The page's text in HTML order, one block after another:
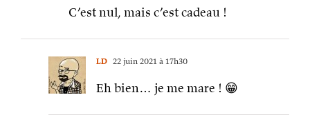
C’est nul, mais c’est cadeau !
LD 22 juin 2021 à 17h30
Eh bien… je me mare ! 😁